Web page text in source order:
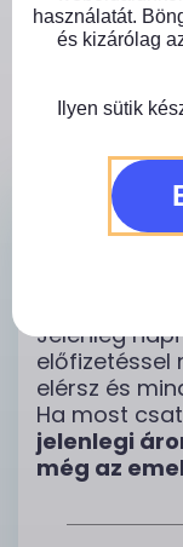
a
klubtagság
miközben a
Jelenleg
előfizetéssel
elérsz és
Ha most
jelenlegi
még az
használatát.
és kizárólag
Ilyen sütik